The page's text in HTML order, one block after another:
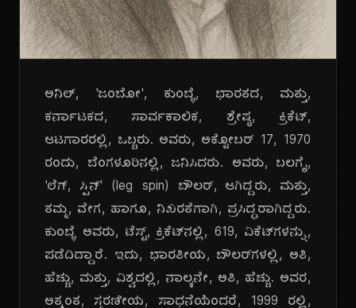
ಅನಿಲ್, 'ಜಂಬೋ', ಕುಂಬ್ಳೆ, ಭಾರತದ, ಮತ್ತು,
ಕರ್ನಾಟಕದ, ಸಾರ್ವಕಾಲಿಕ, ಶ್ರೇಷ್ಠ, ಕ್ರಿಕೆಟ್,
ಆಟಗಾರರಲ್ಲಿ, ಒಬ್ಬರು. ಅವರು, ಅಕ್ಟೋಬರ್ 17, 1970
ರಂದು, ಬೆಂಗಳೂರಿನಲ್ಲಿ, ಜನಿಸಿದರು. ಅವರು, ಬಲಗೈ,
'ಲೆಗ್, ಸ್ಪಿನ್' (leg spin) ಬೌಲರ್, ಆಗಿದ್ದರು, ಮತ್ತು,
ತಮ್ಮ, ವೇಗ, ಹಾಗೂ, ನಿಖರತೆಗಾಗಿ, ಪ್ರಸಿದ್ಧರಾಗಿದ್ದರು.
ಕುಂಬ್ಳೆ ಅವರು, ಟೆಸ್ಟ್, ಕ್ರಿಕೆಟ್‌ನಲ್ಲಿ, 619, ವಿಕೆಟ್‌ಗಳನ್ನು,
ಪಡೆದಿದ್ದಾರೆ. ಇದು, ಭಾರತೀಯ, ಬೌಲರ್‌ಗಳಲ್ಲಿ, ಅತಿ,
ಹೆಚ್ಚು, ಮತ್ತು, ವಿಶ್ವದಲ್ಲಿ, ನಾಲ್ಕನೇ, ಅತಿ, ಹೆಚ್ಚು. ಅವರ,
ಅತ್ಯಂತ, ಸ್ಮರಣೀಯ, ಸಾಧನೆಯೆಂದರೆ, 1999 ರಲ್ಲಿ,